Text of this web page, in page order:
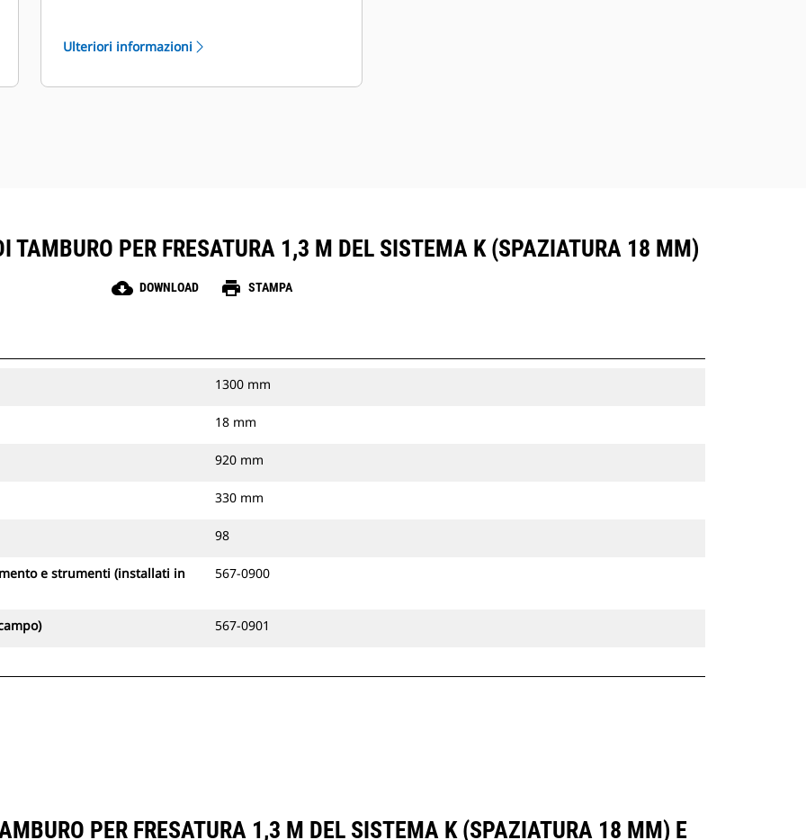
Ulteriori informazioni
TAMBURO PER FRESATURA 1,3 M DEL SISTEMA K (SPAZIATURA 18 MM)
cloud_download DOWNLOAD print STAMPA
1300 mm
18 mm
920 mm
330 mm
98
e strumenti (installati in
567-0900
567-0901
PER FRESATURA 1,3 M DEL SISTEMA K (SPAZIATURA 18 MM) E